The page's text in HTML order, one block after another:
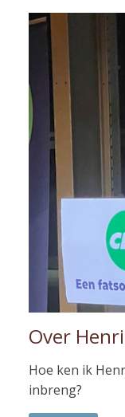
Over
Hoe ken ik
inbreng?